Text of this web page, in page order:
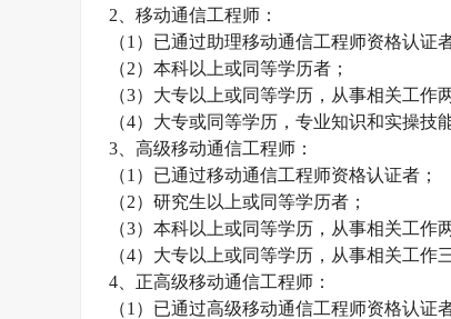
2 、移动通信工程师：
（1 ）已通过助理移动通信工程师资格认证
（2）本科以上或同等学历者；
（3）大专以上或同等学历，从事相关工作
（4）大专或同等学历，专业知识和实操技
3 、高级移动通信工程师：
（1 ）已通过移动通信工程师资格认证者；
（2）研究生以上或同等学历者；
（3）本科以上或同等学历，从事相关工作
（4）大专以上或同等学历，从事相关工作
4 、正高级移动通信工程师：
（1 ）已通过高级移动通信工程师资格认证